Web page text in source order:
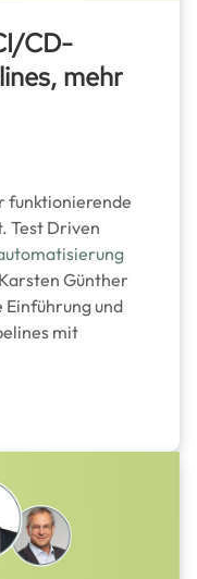
CD-
mehr
funktionierende
Test Driven
Günther
und
mit